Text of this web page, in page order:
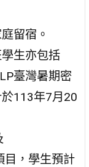
留宿。
生亦包括
臺灣暑期密
113年7月20
目，學生預計